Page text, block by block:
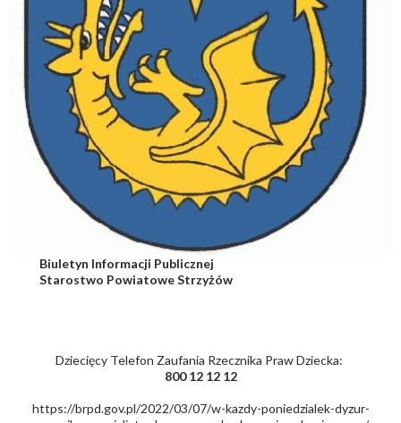
Biuletyn Informacji Publicznej
Starostwo Powiatowe Strzyżów
Dziecięcy Telefon Zaufania Rzecznika Praw Dziecka:
800 12 12 12
https://brpd.gov.pl/2022/03/07/w-kazdy-poniedzialek-dyzur-